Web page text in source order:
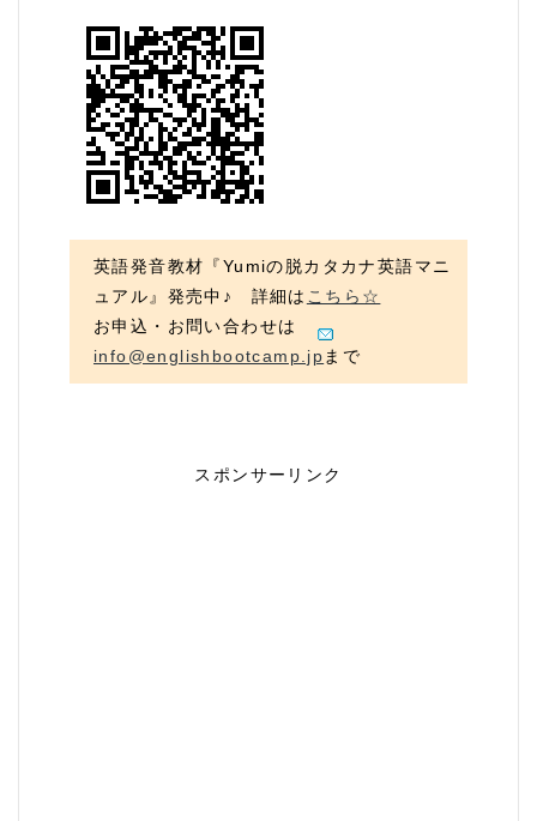
英語発音教材『Yumiの脱カタカナ英語マニ
ュアル』発売中♪ 詳細は こちら☆
お申込・お問い合わせは
info@englishbootcamp.jp まで
スポンサーリンク